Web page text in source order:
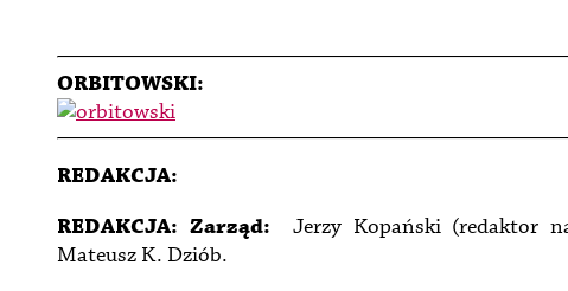
ORBITOWSKI:
REDAKCJA:
REDAKCJA: Zarząd:
Jerzy Kopański (redaktor
Mateusz K. Dziób.